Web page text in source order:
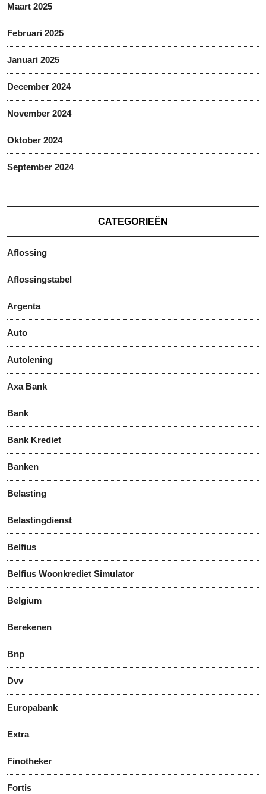
Maart 2025
Februari 2025
Januari 2025
December 2024
November 2024
Oktober 2024
September 2024
CATEGORIEËN
Aflossing
Aflossingstabel
Argenta
Auto
Autolening
Axa Bank
Bank
Bank Krediet
Banken
Belasting
Belastingdienst
Belfius
Belfius Woonkrediet Simulator
Belgium
Berekenen
Bnp
Dvv
Europabank
Extra
Finotheker
Fortis